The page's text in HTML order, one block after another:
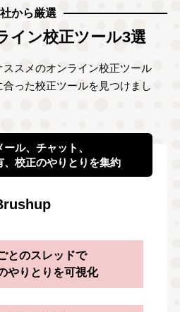
から厳選
イン校正ツール3選
スメのオンライン校正ツール
った校正ツールを見つけまし
ル、チャット、
、校正のやりとりを集約
とのスレッドで
やりとりを可視化